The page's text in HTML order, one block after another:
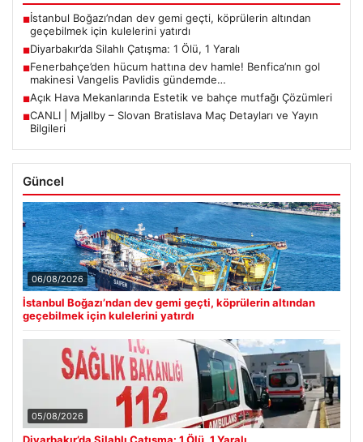
■İstanbul Boğazı’ndan dev gemi geçti, köprülerin altından
geçebilmek için kulelerini yatırdı
■Diyarbakır’da Silahlı Çatışma: 1 Ölü, 1 Yaralı
■Fenerbahçe’den hücum hattına dev hamle! Benfica’nın gol
makinesi Vangelis Pavlidis gündemde…
■Açık Hava Mekanlarında Estetik ve bahçe mutfağı Çözümleri
■CANLI | Mjallby – Slovan Bratislava Maç Detayları ve Yayın
Bilgileri
Güncel
06/08/2026
İstanbul Boğazı’ndan dev gemi geçti, köprülerin altından
geçebilmek için kulelerini yatırdı
05/08/2026